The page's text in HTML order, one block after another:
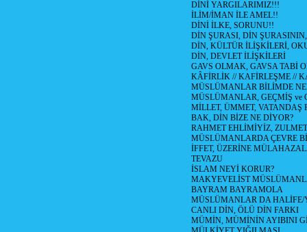
DİNİ YARGILARIMIZ!!!
İLİM/İMAN İLE AMEL!!
DİNİ İLKE, SORUNU!!
DİN ŞURASI, DİN
DİN, KÜLTÜR İLİŞKİLERİ,
DİN, DEVLET İLİŞKİLERİ
GAVS OLMAK, GAVSA TABİ
KÂFİRLİK // KAFİRLEŞME //
MÜSLÜMANLAR BİLİMDE
MÜSLÜMANLAR, GEÇMİŞ ve
MİLLET, ÜMMET, VATANDAŞ
BAK, DİN BİZE NE DİYOR?
RAHMET EHLİMİYİZ,
MÜSLÜMANLARDA ÇEVRE
İFFET, ÜZERİNE
TEVAZU
İSLAM NEYİ KORUR?
MAKYEVELİST
BAYRAM BAYRAMOLA
MÜSLÜMANLAR DA HALİFE/
CANLI DİN, ÖLÜ DİN FARKI
MÜMİN, MÜMİNİN AYIBINI